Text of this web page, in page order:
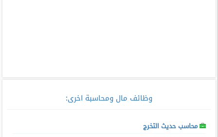
وظائف مال ومحاسبة اخرى:
محاسب حديث التخرج